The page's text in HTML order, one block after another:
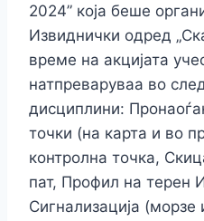
2024” која беше
Извиднички одред
време на акцијата
натпреваруваа во
дисциплини:
точки (на карта и во
контролна точка,
пат, Профил на терен
Сигнализација